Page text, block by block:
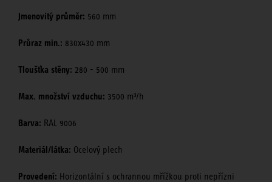
Jmenovitý průměr: 560 mm
Průraz min.: 830x430 mm
Tloušťka stěny: 280 - 500 mm
Max. množství vzduchu: 3500 m³/h
Barva: RAL 9006
Materiál/látka: Ocelový plech
Provedení: Horizontální s ochrannou mřížkou proti nepřízni